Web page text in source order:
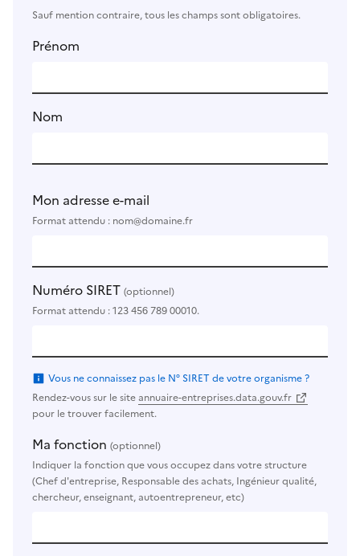
Sauf mention contraire, tous les champs sont obligatoires.
Prénom
Nom
Mon adresse e-mail
Format attendu : nom@domaine.fr
Numéro SIRET (optionnel)
Format attendu : 123 456 789 00010.
Vous ne connaissez pas le N° SIRET de votre organisme ?
Rendez-vous sur le siteannuaire-entreprises.data.gouv.fr
pour le trouver facilement.
Ma fonction (optionnel)
Indiquer la fonction que vous occupez dans votre structure
(Chef d'entreprise, Responsable des achats, Ingénieur qualité,
chercheur, enseignant, autoentrepreneur, etc)